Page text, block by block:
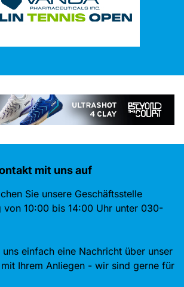
mit uns auf
Sie unsere Geschäftsstelle
von 10:00 bis 14:00 Uhr unter 030-
uns einfach eine Nachricht über unser
Ihrem Anliegen - wir sind gerne für